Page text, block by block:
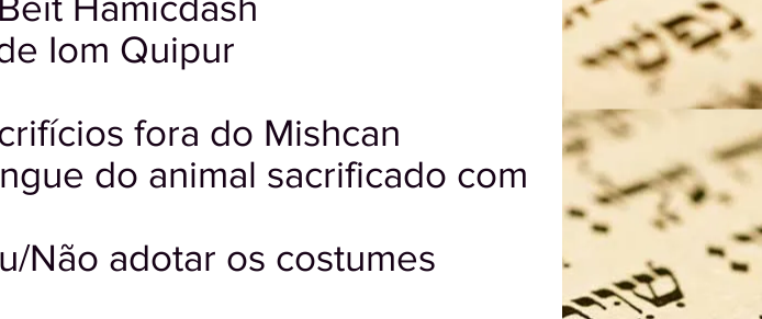
Iom Quipur
fora do Mishcan
do animal sacrificado com
Não adotar os costumes